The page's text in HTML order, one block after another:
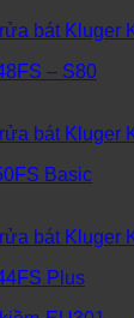
– S80
Basic
Plus